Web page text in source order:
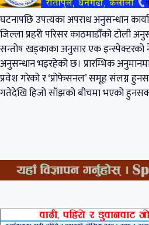
घटनापछि उपत्यका अपराध अनुसन्धान
जिल्ला प्रहरी परिसर काठमाडौँको टोली
सन्तोष खड्काका अनुसार एक इन्स्पेक्टरको
अनुसन्धान भइरहेको छ। प्रारम्भिक
प्रवेश गरेको र ‘प्रोफेसनल’ समूह संलग्न
गतेदेखि हिजो साँझको बीचमा भएको